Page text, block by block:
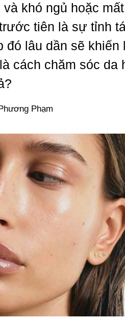
khó ngủ hoặc
tiên là sự tỉnh
đó lâu dần sẽ khiến
cách chăm sóc da
Phạm